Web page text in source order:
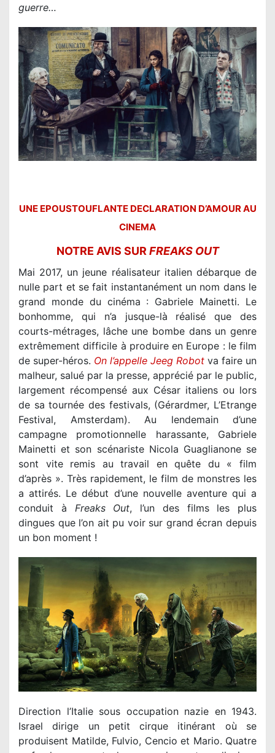
guerre…
UNE EPOUSTOUFLANTE DECLARATION D’AMOUR AU
CINEMA
NOTRE AVIS SURFREAKS OUT
Mai 2017, un jeune réalisateur italien débarque de
nulle part et se fait instantanément un nom dans le
grand monde du cinéma : Gabriele Mainetti. Le
bonhomme, qui n’a jusque-là réalisé que des
courts-métrages, lâche une bombe dans un genre
extrêmement difficile à produire en Europe : le film
de super-héros. On l’appelle Jeeg Robot va faire un
malheur, salué par la presse, apprécié par le public,
largement récompensé aux César italiens ou lors
de sa tournée des festivals, (Gérardmer, L’Etrange
Festival, Amsterdam). Au lendemain d’une
campagne promotionnelle harassante, Gabriele
Mainetti et son scénariste Nicola Guaglianone se
sont vite remis au travail en quête du « film
d’après ». Très rapidement, le film de monstres les
a attirés. Le début d’une nouvelle aventure qui a
conduit à Freaks Out, l’un des films les plus
dingues que l’on ait pu voir sur grand écran depuis
un bon moment !
Direction l’Italie sous occupation nazie en 1943.
Israel dirige un petit cirque itinérant où se
produisent Matilde, Fulvio, Cencio et Mario. Quatre